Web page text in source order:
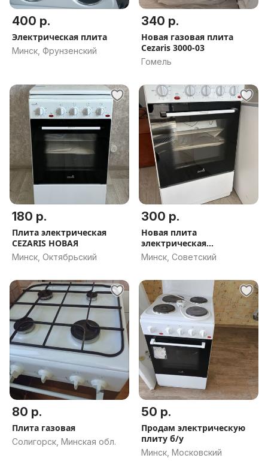
400 р.
Электрическая плита
Минск, Фрунзенский
340 р.
Новая газовая плита
Cezaris 3000-03
Гомель
180 р.
Плита электрическая
CEZARIS НОВАЯ
Минск, Октябрьский
300 р.
Новая плита
электрическая
электроплита cezaris
Минск, Советский
80 р.
Плита газовая
Солигорск, Минская обл.
50 р.
Продам электрическую
плиту б/у
Минск, Московский